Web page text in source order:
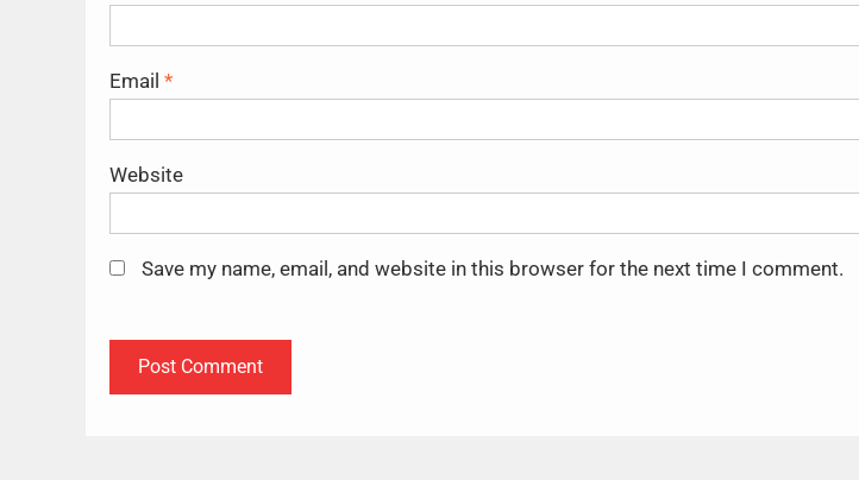
Email *
Website
Save my name, email, and website in this browser for the next time I comment.